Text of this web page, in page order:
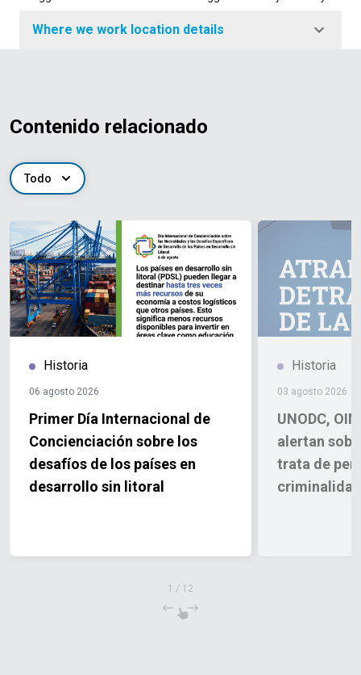
Where we work location details
Contenido relacionado
Todo
Historia
06 agosto 2026
Primer Día Internacional de
Concienciación sobre los
desafíos de los países en
desarrollo sin litoral
Historia
03 agosto 2026
UNODC,
alertan
trata de
1 / 12